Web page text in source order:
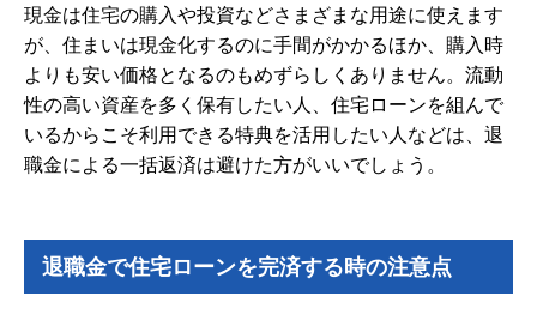
現金は住宅の購入や投資などさまざまな用途に使えます
が、住まいは現金化するのに手間がかかるほか、購入時
よりも安い価格となるのもめずらしくありません。流動
性の高い資産を多く保有したい人、住宅ローンを組んで
いるからこそ利用できる特典を活用したい人などは、退
職金による一括返済は避けた方がいいでしょう。
退職金で住宅ローンを完済する時の注意点